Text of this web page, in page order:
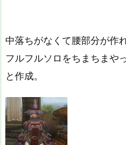
中落ちがなくて腰部分が作
フルフルソロをちまちまや
と作成。